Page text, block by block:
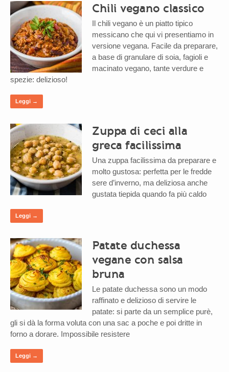
Chili vegano classico
Il chili vegano è un piatto tipico
messicano che qui vi presentiamo in
versione vegana. Facile da preparare,
a base di granulare di soia, fagioli e
macinato vegano, tante verdure e
spezie: delizioso!
Leggi →
Zuppa di ceci alla
greca facilissima
Una zuppa facilissima da preparare e
molto gustosa: perfetta per le fredde
sere d’inverno, ma deliziosa anche
gustata tiepida quando fa più caldo
Leggi →
Patate duchessa
vegane con salsa
bruna
Le patate duchessa sono un modo
raffinato e delizioso di servire le
patate: si parte da un semplice purè,
gli si dà la forma voluta con una sac a poche e poi dritte in
forno a dorare. Impossibile resistere
Leggi →